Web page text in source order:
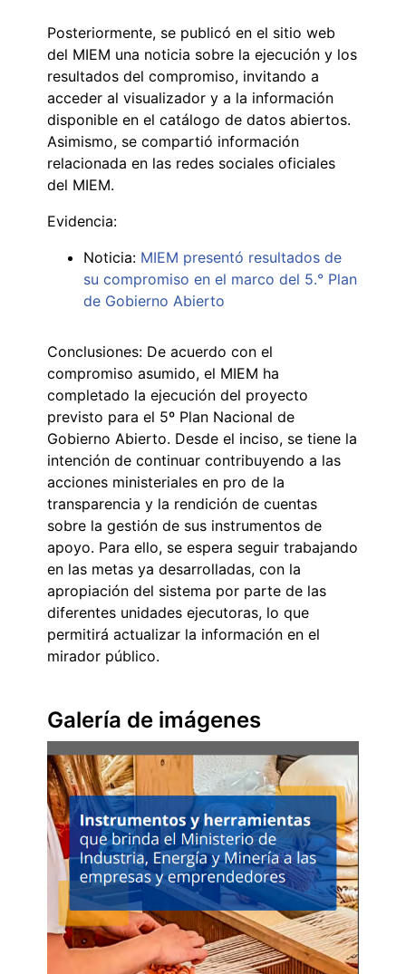
Posteriormente, se publicó en el sitio web
del MIEM una noticia sobre la ejecución y los
resultados del compromiso, invitando a
acceder al visualizador y a la información
disponible en el catálogo de datos abiertos.
Asimismo, se compartió información
relacionada en las redes sociales oficiales
del MIEM.
Evidencia:
Noticia: MIEM presentó resultados de
su compromiso en el marco del 5.° Plan
de Gobierno Abierto
Conclusiones: De acuerdo con el
compromiso asumido, el MIEM ha
completado la ejecución del proyecto
previsto para el 5º Plan Nacional de
Gobierno Abierto. Desde el inciso, se tiene la
intención de continuar contribuyendo a las
acciones ministeriales en pro de la
transparencia y la rendición de cuentas
sobre la gestión de sus instrumentos de
apoyo. Para ello, se espera seguir trabajando
en las metas ya desarrolladas, con la
apropiación del sistema por parte de las
diferentes unidades ejecutoras, lo que
permitirá actualizar la información en el
mirador público.
Galería de imágenes